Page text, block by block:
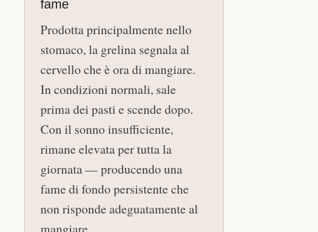
fame
Prodotta principalmente nello
stomaco, la grelina segnala al
cervello che è ora di mangiare.
In condizioni normali, sale
prima dei pasti e scende dopo.
Con il sonno insufficiente,
rimane elevata per tutta la
giornata — producendo una
fame di fondo persistente che
non risponde adeguatamente al